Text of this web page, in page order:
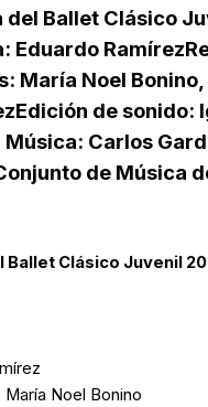
del Ballet Clásico
Eduardo
María Noel
de
Música: Carlos
de Música
Clásico Juvenil
Noel Bonino